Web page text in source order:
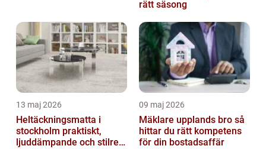
rätt säsong
13 maj 2026
Heltäckningsmatta i
stockholm praktiskt,
ljuddämpande och stilrent
09 maj 2026
Mäklare upplands bro så
hittar du rätt kompetens
för din bostadsaffär